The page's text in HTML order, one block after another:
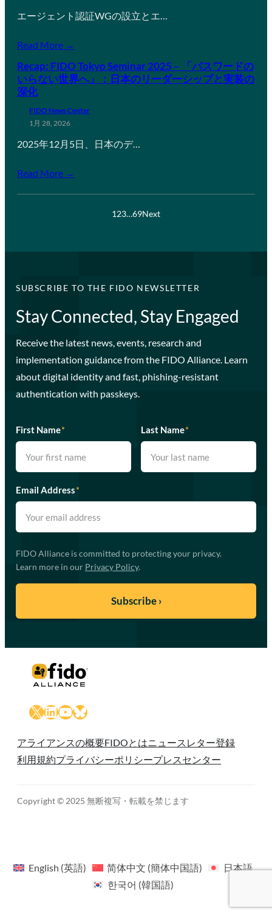
エージェント認証WGの設立とエ…
Read More →
Recap: FIDO Tokyo Seminar 2025 – 「パスワードの
いらない世界へ」：日本のリーダーシップと実装の
深化
FIDO News Center
1月 28, 2026
2025年12月5日、日本のデ…
Read More →
123…69Next
SUBSCRIBE TO THE FIDO NEWSLETTER
Stay Connected, Stay Engaged
Receive the latest news, events, research and
implementation guidance from the FIDO Alliance. Learn
about digital identity and fast, phishing-resistant
authentication with passkeys.
First Name* Last Name*
Email Address*
FIDO Alliance is committed to protecting your privacy.
Learn more in our Privacy Policy.
X LinkedIn
YouTube
Bluesky
アライアンスの概要FIDOとは ニュースレター登録
利用規約プライバシーポリシープレスセンター
Copyright © 2025 無断複写・転載を禁じます
English (英語) 简体中文 (簡体中国語)
日本語
한국어 (韓国語)